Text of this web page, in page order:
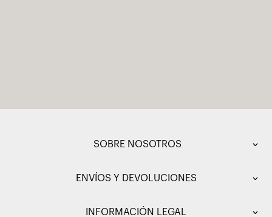
SOBRE NOSOTROS
ENVÍOS Y DEVOLUCIONES
INFORMACIÓN LEGAL